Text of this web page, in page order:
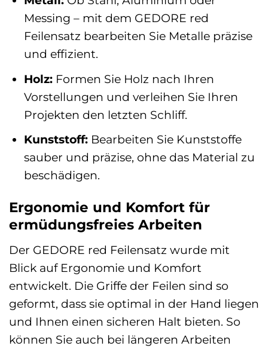
Messing – mit dem GEDORE red
Feilensatz bearbeiten Sie Metalle präzise
und effizient.
Holz:Formen Sie Holz nach Ihren
Vorstellungen und verleihen Sie Ihren
Projekten den letzten Schliff.
Kunststoff:Bearbeiten Sie Kunststoffe
sauber und präzise, ohne das Material zu
beschädigen.
Ergonomie und Komfort für
ermüdungsfreies Arbeiten
Der GEDORE red Feilensatz wurde mit
Blick auf Ergonomie und Komfort
entwickelt. Die Griffe der Feilen sind so
geformt, dass sie optimal in der Hand liegen
und Ihnen einen sicheren Halt bieten. So
können Sie auch bei längeren Arbeiten